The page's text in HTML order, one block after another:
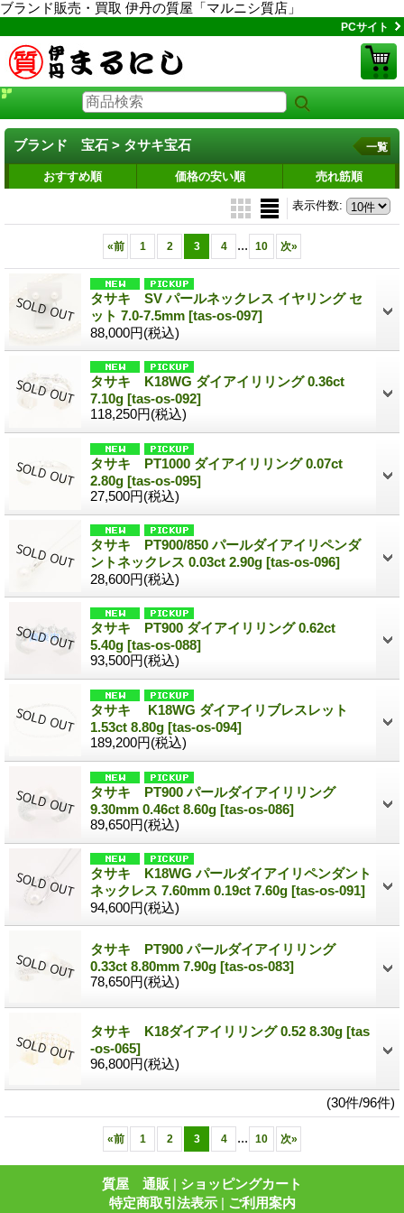
ブランド販売・買取 伊丹の質屋「マルニシ質店」
PCサイト
ブランド 宝石 > タサキ宝石 一覧
おすすめ順 価格の安い順 売れ筋順
表示件数:
«前 1 2 3 4 ... 10 次»
タサキ SV パールネックレス イヤリング セ
ット 7.0-7.5mm [tas-os-097]
88,000円(税込)
タサキ K18WG ダイアイリリング 0.36ct
7.10g [tas-os-092]
118,250円(税込)
タサキ PT1000 ダイアイリリング 0.07ct
2.80g [tas-os-095]
27,500円(税込)
タサキ PT900/850 パールダイアイリペンダ
ントネックレス 0.03ct 2.90g [tas-os-096]
28,600円(税込)
タサキ PT900 ダイアイリリング 0.62ct
5.40g [tas-os-088]
93,500円(税込)
タサキ K18WG ダイアイリブレスレット
1.53ct 8.80g [tas-os-094]
189,200円(税込)
タサキ PT900 パールダイアイリリング
9.30mm 0.46ct 8.60g [tas-os-086]
89,650円(税込)
タサキ K18WG パールダイアイリペンダント
ネックレス 7.60mm 0.19ct 7.60g [tas-os-091]
94,600円(税込)
タサキ PT900 パールダイアイリリング
0.33ct 8.80mm 7.90g [tas-os-083]
78,650円(税込)
タサキ K18ダイアイリリング 0.52 8.30g [tas
-os-065]
96,800円(税込)
(30件/96件)
«前 1 2 3 4 ... 10 次»
質屋 通販 | ショッピングカート
特定商取引法表示 | ご利用案内